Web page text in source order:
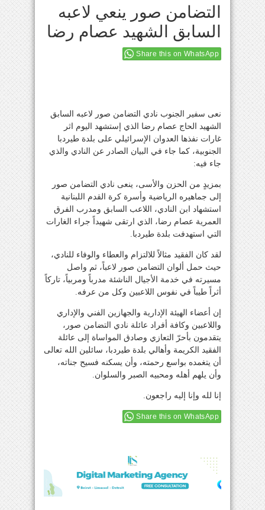
التضامن صور ينعي لاعبه
السابق الشهيد عصام رضا
Share this on WhatsApp
نعى سفير الجنوب نادي التضامن صور لاعبه السابق
الشهيد الحاج عصام رضا الذي إستشهد اليوم اثر
غارات نفذها العدوان الإسرائيلي على بلدة طيردبا
الجنوبية، كما جاء في البيان الصادر عن النادي والذي
جاء فيه:
بمزيدٍ من الحزن والأسى، ينعى نادي التضامن صور
إلى جماهيره الرياضية وأسرة كرة القدم اللبنانية
استشهاد ابن النادي، اللاعب السابق ومدرب الفرق
العمرية عصام رضا، الذي ارتقى شهيداً جراء الغارات
التي استهدفت بلدة طيردبا.
لقد كان الفقيد مثالاً للالتزام والعطاء والوفاء للنادي،
حيث حمل ألوان التضامن صور لاعباً، ثم واصل
مسيرته في خدمة الأجيال الناشئة مدرباً ومربياً، تاركاً
أثراً طيباً في نفوس اللاعبين وكل من عرفه.
إن أعضاء الهيئة الإدارية والجهازين الفني والإداري
واللاعبين وكافة أفراد عائلة نادي التضامن صور،
يتقدمون بأحرّ التعازي وصادق المواساة إلى عائلة
الفقيد الكريمة وأهالي بلدة طيردبا، سائلين الله تعالى
أن يتغمده بواسع رحمته، وأن يسكنه فسيح جناته،
وأن يلهم أهله ومحبيه الصبر والسلوان.
إنا لله وإنا إليه راجعون.
Share this on WhatsApp